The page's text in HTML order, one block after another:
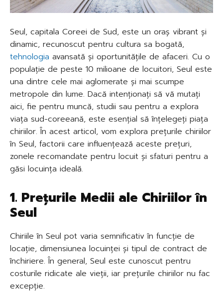
Seul, capitala Coreei de Sud, este un oraș vibrant și
dinamic, recunoscut pentru cultura sa bogată,
tehnologia avansată și oportunitățile de afaceri. Cu o
populație de peste 10 milioane de locuitori, Seul este
una dintre cele mai aglomerate și mai scumpe
metropole din lume. Dacă intenționați să vă mutați
aici, fie pentru muncă, studii sau pentru a explora
viața sud-coreeană, este esențial să înțelegeți piața
chiriilor. În acest articol, vom explora prețurile chiriilor
în Seul, factorii care influențează aceste prețuri,
zonele recomandate pentru locuit și sfaturi pentru a
găsi locuința ideală.
1. Prețurile Medii ale Chiriilor în
Seul
Chiriile în Seul pot varia semnificativ în funcție de
locație, dimensiunea locuinței și tipul de contract de
închiriere. În general, Seul este cunoscut pentru
costurile ridicate ale vieții, iar prețurile chiriilor nu fac
excepție.